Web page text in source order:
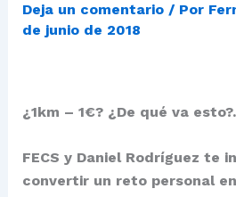
Deja un comentario / Por
de junio de 2018
¿1km – 1€? ¿De qué va
FECS y Daniel Rodríguez te
convertir un reto personal